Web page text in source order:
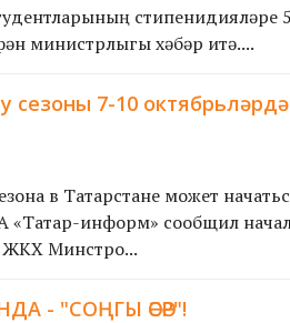
стипенидияләре
министрлыгы хәбәр итә....
сезоны 7-10
в Татарстане может
«Татар-информ» сообщил
ЖКХ Минстро...
- "СОҢГЫ ӘСӘР"!